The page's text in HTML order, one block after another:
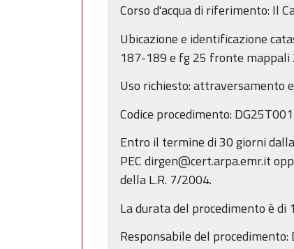
Corso d'acqua di riferimento: Il
Ubicazione e identificazione
187-189 e fg 25 fronte
Uso richiesto: attraversamento
Codice procedimento:
Entro il termine di 30 giorni
PEC dirgen@cert.arpa.emr.it
della L.R. 7/2004.
La durata del procedimento è di
Responsabile del